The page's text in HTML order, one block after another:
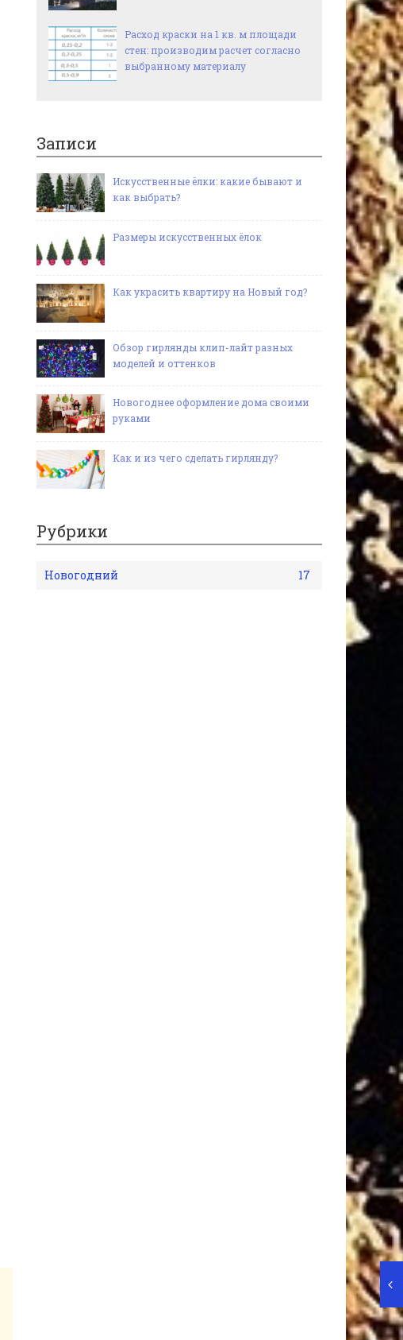
Расход краски на 1 кв. м площади
стен: производим расчет согласно
выбранному материалу
Записи
Искусственные ёлки: какие бывают и
как выбрать?
Размеры искусственных ёлок
Как украсить квартиру на Новый год?
Обзор гирлянды клип-лайт разных
моделей и оттенков
Новогоднее оформление дома своими
руками
Как и из чего сделать гирлянду?
Рубрики
Новогодний 17